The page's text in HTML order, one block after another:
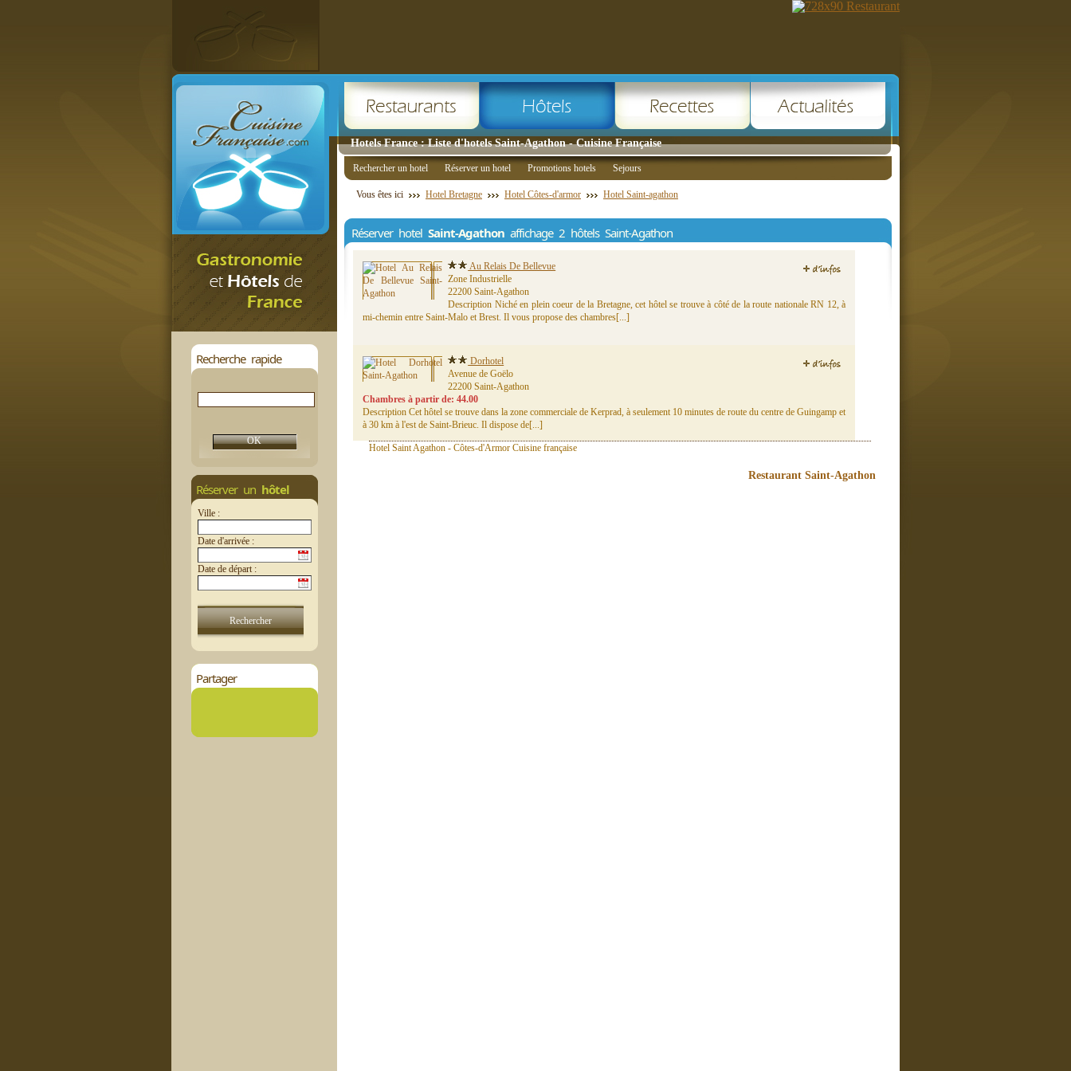
Hotels France : Liste d'hotels Saint-Agathon - Cuisine Française
Recherche rapide
Réserver un hôtel
Ville :
Date d'arrivée :
Date de départ :
Partager
Rechercher un hotel Réserver un hotel Promotions hotels Sejours
Vous êtes ici Hotel Bretagne Hotel Côtes-d'armor Hotel Saint-agathon
Réserver hotel Saint-Agathon affichage 2 hôtels Saint-Agathon
Au Relais De Bellevue
Zone Industrielle
22200 Saint-Agathon
Description Niché en plein coeur de la Bretagne, cet hôtel se trouve à côté de la route nationale RN 12, à
mi-chemin entre Saint-Malo et Brest. Il vous propose des chambres[...]
Dorhotel
Avenue de Goëlo
22200 Saint-Agathon
Chambres à partir de: 44.00
Description Cet hôtel se trouve dans la zone commerciale de Kerprad, à seulement 10 minutes de route du centre de Guingamp et
à 30 km à l'est de Saint-Brieuc. Il dispose de[...]
Hotel Saint Agathon - Côtes-d'Armor Cuisine française
Restaurant Saint-Agathon